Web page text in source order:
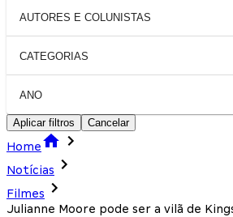
AUTORES E COLUNISTAS
CATEGORIAS
ANO
Aplicar filtros Cancelar
Home
Notícias
Filmes
Julianne Moore pode ser a vilã de